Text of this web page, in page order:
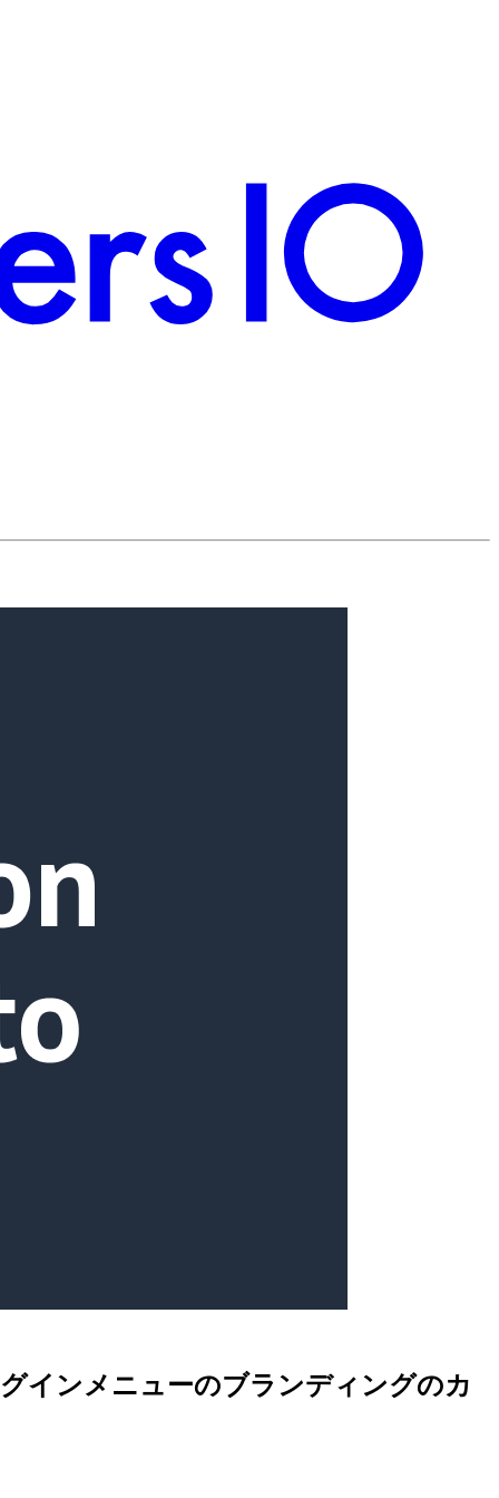
インメニューのブランディングのカ